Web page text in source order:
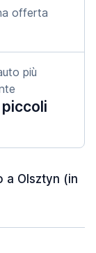
offerta
più
a Olsztyn (in